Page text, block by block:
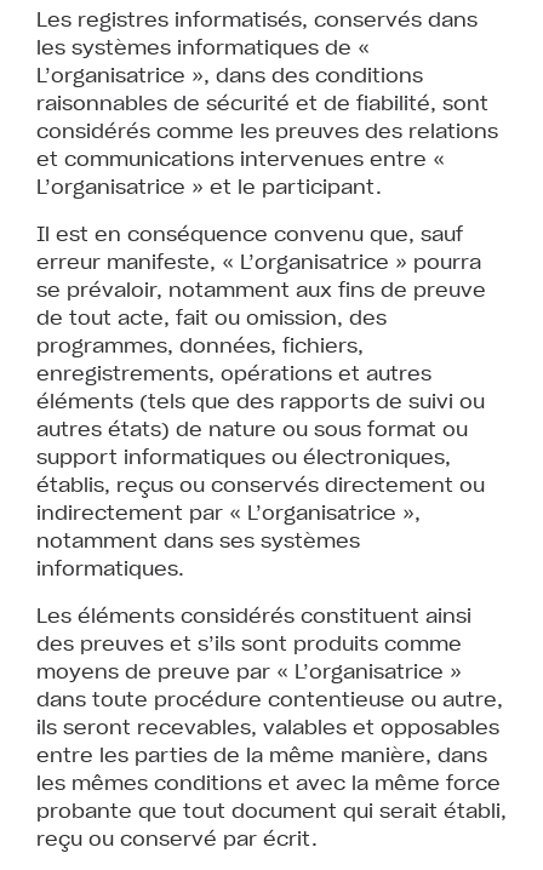
Les registres informatisés, conservés dans
les systèmes informatiques de «
L’organisatrice », dans des conditions
raisonnables de sécurité et de fiabilité, sont
considérés comme les preuves des relations
et communications intervenues entre «
L’organisatrice » et le participant.
Il est en conséquence convenu que, sauf
erreur manifeste, « L’organisatrice » pourra
se prévaloir, notamment aux fins de preuve
de tout acte, fait ou omission, des
programmes, données, fichiers,
enregistrements, opérations et autres
éléments (tels que des rapports de suivi ou
autres états) de nature ou sous format ou
support informatiques ou électroniques,
établis, reçus ou conservés directement ou
indirectement par « L’organisatrice »,
notamment dans ses systèmes
informatiques.
Les éléments considérés constituent ainsi
des preuves et s’ils sont produits comme
moyens de preuve par « L’organisatrice »
dans toute procédure contentieuse ou autre,
ils seront recevables, valables et opposables
entre les parties de la même manière, dans
les mêmes conditions et avec la même force
probante que tout document qui serait établi,
reçu ou conservé par écrit.